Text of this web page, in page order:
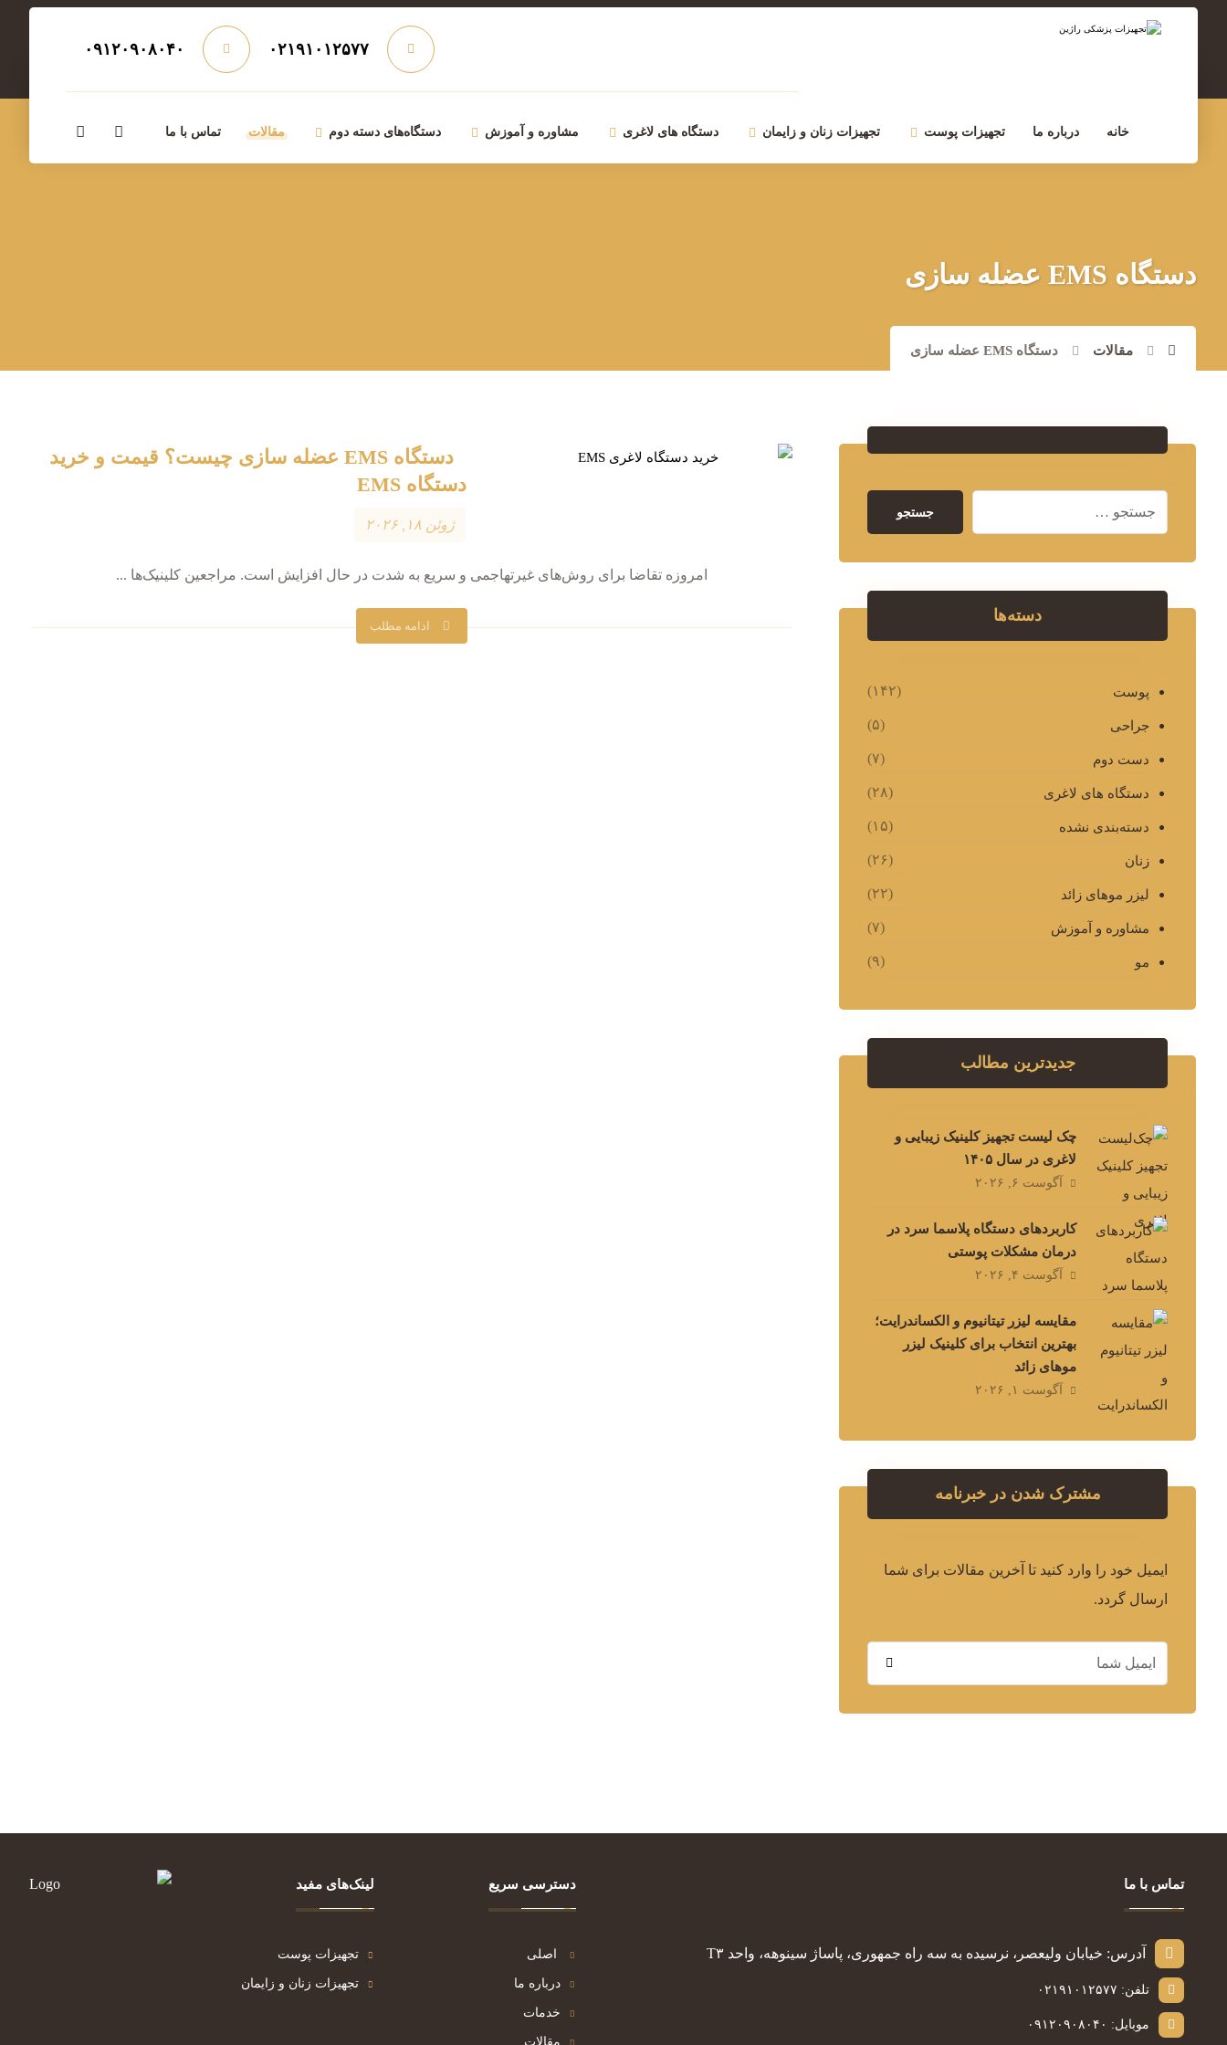
مشاوره تخصصی
۰۹۱۲۰۹۰۸۰۴۰ ۰۲۱۹۱۰۱۲۵۷۷
خانه درباره ما تجهیزات پوست تجهیزات زنان و زایمان دستگاه های لاغری مشاوره و آموزش دستگاه‌های دسته دوم مقالات تماس با ما
دستگاه EMS عضله سازی
مقالات دستگاه EMS عضله سازی
دستگاه EMS عضله سازی چیست؟ قیمت و خرید
دستگاه EMS
ژوئن ۱۸, ۲۰۲۶
امروزه تقاضا برای روش‌های غیرتهاجمی و سریع به شدت در حال افزایش است. مراجعین کلینیک‌ها ...
ادامه مطلب
جستجو
دسته‌ها
پوست (۱۴۲)
جراحی (۵)
دست دوم (۷)
دستگاه های لاغری (۲۸)
دسته‌بندی نشده (۱۵)
زنان (۲۶)
لیزر موهای زائد (۲۲)
مشاوره و آموزش (۷)
مو (۹)
جدیدترین مطالب
چک لیست تجهیز کلینیک زیبایی و
لاغری در سال ۱۴۰۵
آگوست ۶, ۲۰۲۶
کاربردهای دستگاه پلاسما سرد در
درمان مشکلات پوستی
آگوست ۴, ۲۰۲۶
مقایسه لیزر تیتانیوم و الکساندرایت؛
بهترین انتخاب برای کلینیک لیزر
موهای زائد
آگوست ۱, ۲۰۲۶
مشترک شدن در خبرنامه
ایمیل خود را وارد کنید تا آخرین مقالات برای شما
ارسال گردد.
تماس با ما
آدرس: خیابان ولیعصر، نرسیده به سه راه جمهوری، پاساژ سینوهه، واحد T۳
تلفن: ۰۲۱۹۱۰۱۲۵۷۷
موبایل: ۰۹۱۲۰۹۰۸۰۴۰
دسترسی سریع
اصلی
درباره ما
خدمات
مقالات
لینک‌های مفید
تجهیزات پوست
تجهیزات زنان و زایمان